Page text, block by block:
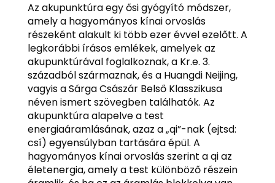
Az akupunktúra egy ősi gyógyító módszer,
amely a hagyományos kínai orvoslás
részeként alakult ki több ezer évvel ezelőtt. A
legkorábbi írásos emlékek, amelyek az
akupunktúrával foglalkoznak, a Kr.e. 3.
századból származnak, és a Huangdi Neijing,
vagyis a Sárga Császár Belső Klasszikusa
néven ismert szövegben találhatók. Az
akupunktúra alapelve a test
energiaáramlásának, azaz a „qi”-nak (ejtsd:
csí) egyensúlyban tartására épül. A
hagyományos kínai orvoslás szerint a qi az
életenergia, amely a test különböző részein